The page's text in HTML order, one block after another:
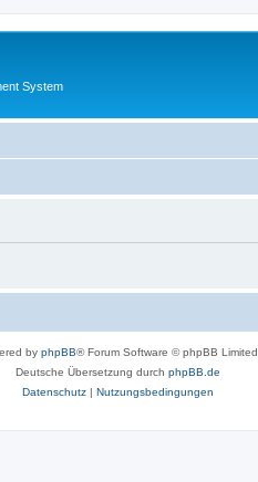
System
by phpBB® Forum Software © phpBB Limited
Deutsche Übersetzung durch phpBB.de
Datenschutz| Nutzungsbedingungen